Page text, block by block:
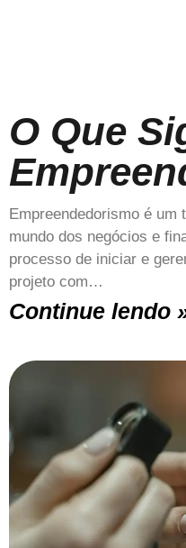
O Que
Empreendedorismo é um
mundo dos negócios e
processo de iniciar e
projeto com…
Continue lendo